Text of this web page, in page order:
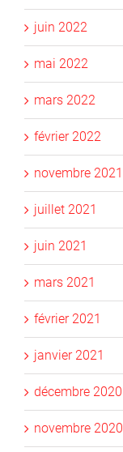
juin 2022
mai 2022
mars 2022
février 2022
novembre 2021
juillet 2021
juin 2021
mars 2021
février 2021
janvier 2021
décembre 2020
novembre 2020